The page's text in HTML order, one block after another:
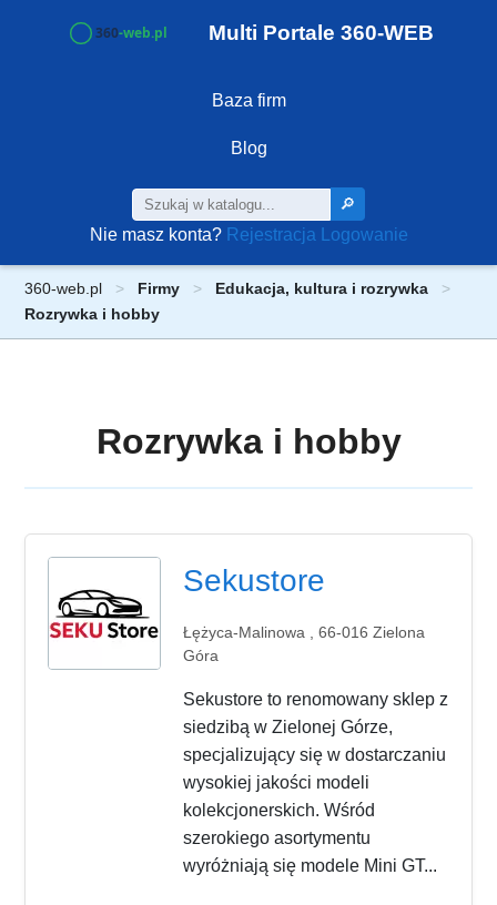
Multi Portale 360-WEB
Baza firm
Blog
🔎
Nie masz konta? Rejestracja Logowanie
360-web.pl Firmy
Edukacja, kultura i rozrywka
Rozrywka i hobby
Rozrywka i hobby
Sekustore
Łężyca-Malinowa , 66-016 Zielona
Góra
Sekustore to renomowany sklep z
siedzibą w Zielonej Górze,
specjalizujący się w dostarczaniu
wysokiej jakości modeli
kolekcjonerskich. Wśród
szerokiego asortymentu
wyróżniają się modele Mini GT...